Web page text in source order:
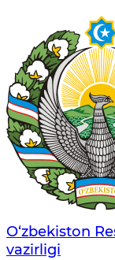
O‘zbеkistоn
vаzirligi